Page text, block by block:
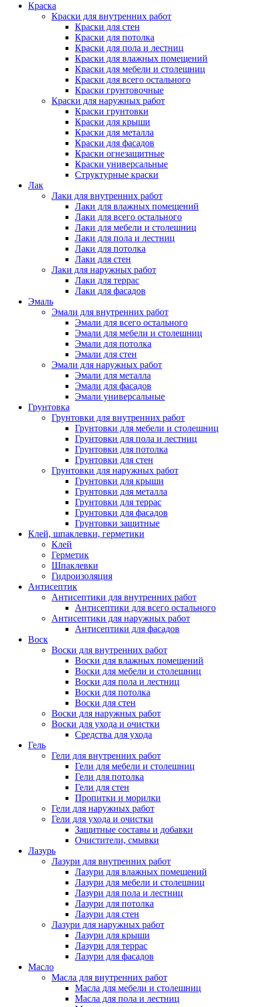
Краска
Краски для внутренних работ
Краски для стен
Краски для потолка
Краски для пола и лестниц
Краски для влажных помещений
Краски для мебели и столешниц
Краски для всего остального
Краски грунтовочные
Краски для наружных работ
Краски грунтовки
Краски для крыши
Краски для металла
Краски для фасадов
Краски огнезащитные
Краски универсальные
Структурные краски
Лак
Лаки для внутренних работ
Лаки для влажных помещений
Лаки для всего остального
Лаки для мебели и столешниц
Лаки для пола и лестниц
Лаки для потолка
Лаки для стен
Лаки для наружных работ
Лаки для террас
Лаки для фасадов
Эмаль
Эмали для внутренних работ
Эмали для всего остального
Эмали для мебели и столешниц
Эмали для потолка
Эмали для стен
Эмали для наружных работ
Эмали для металла
Эмали для фасадов
Эмали универсальные
Грунтовка
Грунтовки для внутренних работ
Грунтовки для мебели и столешниц
Грунтовки для пола и лестниц
Грунтовки для потолка
Грунтовки для стен
Грунтовки для наружных работ
Грунтовки для крыши
Грунтовки для металла
Грунтовки для террас
Грунтовки для фасадов
Грунтовки защитные
Клей, шпаклевки, герметики
Клей
Герметик
Шпаклевки
Гидроизоляция
Антисептик
Антисептики для внутренних работ
Антисептики для всего остального
Антисептики для наружных работ
Антисептики для фасадов
Воск
Воски для внутренних работ
Воски для влажных помещений
Воски для мебели и столешниц
Воски для пола и лестниц
Воски для потолка
Воски для стен
Воски для наружных работ
Воски для ухода и очистки
Средства для ухода
Гель
Гели для внутренних работ
Гели для мебели и столешниц
Гели для потолка
Гели для стен
Пропитки и морилки
Гели для наружных работ
Гели для ухода и очистки
Защитные составы и добавки
Очистители, смывки
Лазурь
Лазури для внутренних работ
Лазури для влажных помещений
Лазури для мебели и столешниц
Лазури для пола и лестниц
Лазури для потолка
Лазури для стен
Лазури для наружных работ
Лазури для крыши
Лазури для террас
Лазури для фасадов
Масло
Масла для внутренних работ
Масла для мебели и столешниц
Масла для пола и лестниц